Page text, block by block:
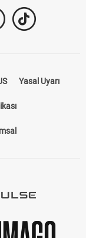
Yasal Uyarı